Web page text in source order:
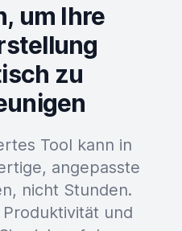
um Ihre
zu
Tool kann in
angepasste
nicht Stunden.
und